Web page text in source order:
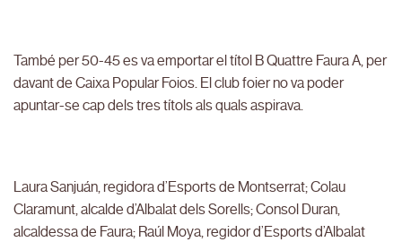
També per 50-45 es va emportar el títol B Quattre Faura A, per
davant de Caixa Popular Foios. El club foier no va poder
apuntar-se cap dels tres títols als quals aspirava.
Laura Sanjuán, regidora d’Esports de Montserrat; Colau
Claramunt, alcalde d’Albalat dels Sorells; Consol Duran,
alcaldessa de Faura; Raúl Moya, regidor d’Esports d’Albalat